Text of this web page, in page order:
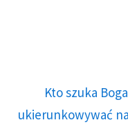
Kto szuka
ukierunkowywać